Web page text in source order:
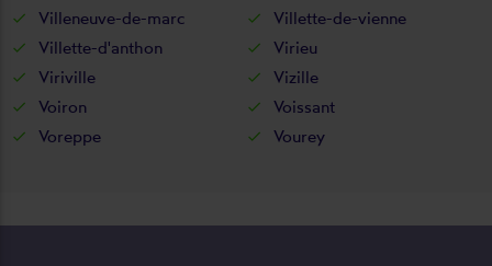
Villeneuve-de-marc
Villette-de-vienne
Villette-d'anthon
Virieu
Viriville
Vizille
Voiron
Voissant
Voreppe
Vourey